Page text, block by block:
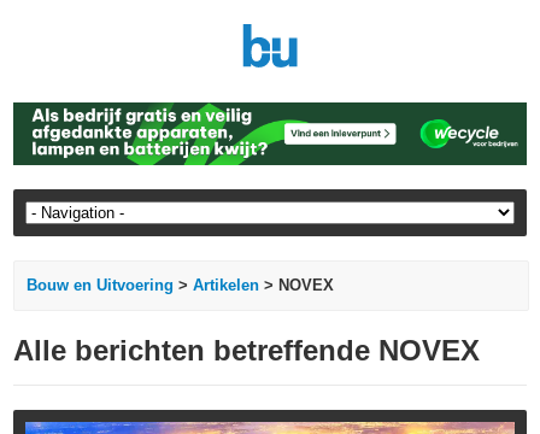
Bouw en Uitvoering >Artikelen > NOVEX
Alle berichten betreffende NOVEX